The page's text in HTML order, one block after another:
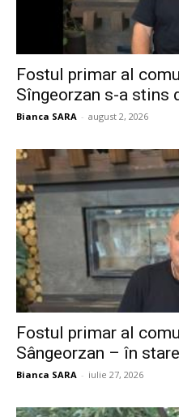
Fostul primar al
Sîngeorzan s-a stins
Bianca SARA - august 2, 2026
Fostul primar al
Sângeorzan – în
Bianca SARA - iulie 27, 2026